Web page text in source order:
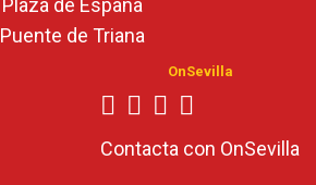
Plaza de España
Puente de Triana
OnSevilla
Contacta con OnSevilla